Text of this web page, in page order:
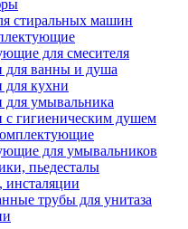
стиральных машин
для смесителя
для ванны и душа
для кухни
для умывальника
с гигиеническим душем
для умывальников
пьедесталы
трубы для унитаза